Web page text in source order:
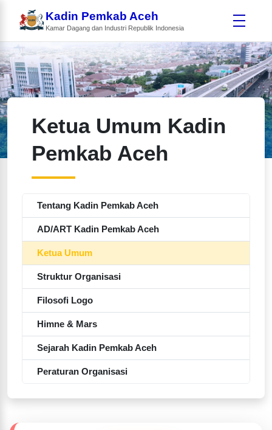
Kadin Pemkab Aceh
Kamar Dagang dan Industri Republik Indonesia
Ketua Umum Kadin
Pemkab Aceh
Tentang Kadin Pemkab Aceh
AD/ART Kadin Pemkab Aceh
Ketua Umum
Struktur Organisasi
Filosofi Logo
Himne & Mars
Sejarah Kadin Pemkab Aceh
Peraturan Organisasi